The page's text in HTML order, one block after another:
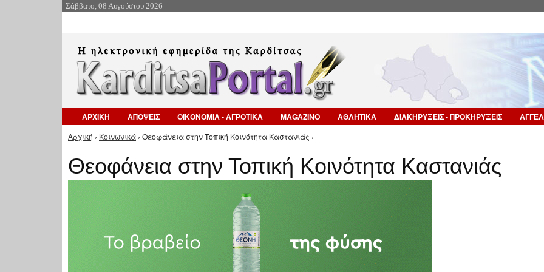
Σάββατο, 08 Αυγούστου 2026
ΑΡΧΙΚΗ ΑΠΟΨΕΙΣ ΟΙΚΟΝΟΜΙΑ - ΑΓΡΟΤΙΚΑ MAGAZINO ΑΘΛΗΤΙΚΑ ΔΙΑΚΗΡΥΞΕΙΣ - ΠΡΟΚΗΡΥΞΕΙΣ
Είστε εδώ
Αρχική › Κοινωνικά › Θεοφάνεια στην Τοπική Κοινότητα Καστανιάς ›
Θεοφάνεια στην Τοπική Κοινότητα Καστανιάς